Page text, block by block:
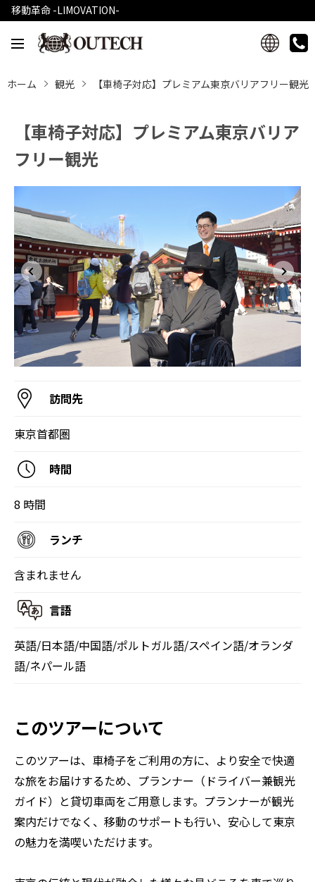
移動革命 -LIMOVATION-
ホーム 観光 【車椅子対応】プレミアム東京バリアフリー観光
【車椅子対応】プレミアム東京バリア
フリー観光
訪問先
東京首都圏
時間
8 時間
ランチ
含まれません
言語
英語/日本語/中国語/ポルトガル語/スペイン語/オランダ
語/ネパール語
このツアーについて
このツアーは、車椅子をご利用の方に、より安全で快適
な旅をお届けするため、プランナー（ドライバー兼観光
ガイド）と貸切車両をご用意します。プランナーが観光
案内だけでなく、移動のサポートも行い、安心して東京
の魅力を満喫いただけます。